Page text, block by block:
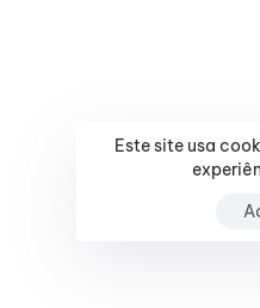
Este site usa